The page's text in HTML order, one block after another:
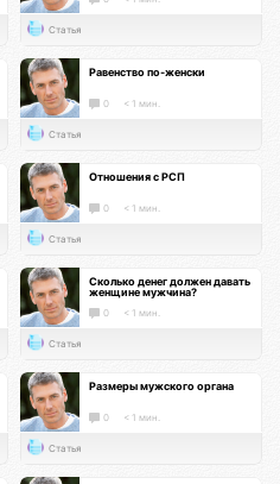
Статья
Равенство по-женски
0 < 1 мин.
Статья
Отношения с РСП
0 < 1 мин.
Статья
Сколько денег должен давать
женщине мужчина?
0 < 1 мин.
Статья
Размеры мужского органа
0 < 1 мин.
Статья